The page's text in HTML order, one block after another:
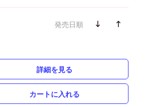
発売日順
詳細を見る